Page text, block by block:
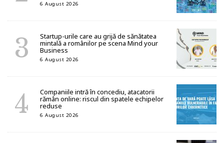
6 August 2026
Startup-urile care au grijă de sănătatea
mintală a românilor pe scena Mind your
Business
6 August 2026
Companiile intră în concediu, atacatorii
rămân online: riscul din spatele echipelor
reduse
6 August 2026